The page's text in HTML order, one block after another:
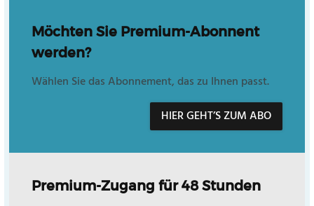
Möchten Sie Premium-Abonnent
werden?
Wählen Sie das Abonnement, das zu Ihnen passt.
HIER GEHT’S ZUM ABO
Premium-Zugang für 48 Stunden